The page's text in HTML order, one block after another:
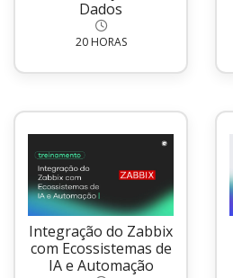
Dados
20 HORAS
Integração do Zabbix
com Ecossistemas de
IA e Automação